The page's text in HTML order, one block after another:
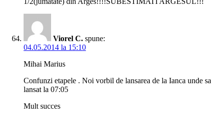
Viorel C. spune:
04.05.2014 la 15:10
Mihai Marius
Confunzi etapele . Noi vorbil de lansarea de la Ianca unde sa
lansat la 07:05
Mult succes